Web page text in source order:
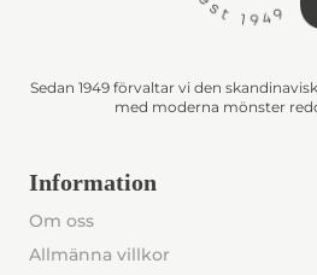
Sedan 1949 förvaltar vi den
med moderna mönster
Information
Om oss
Allmänna villkor